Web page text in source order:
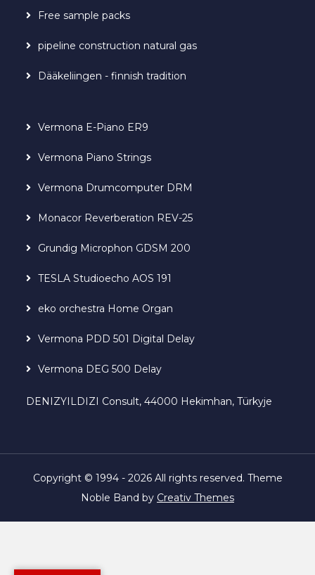
Free sample packs
pipeline construction natural gas
Dääkeliingen - finnish tradition
Vermona E-Piano ER9
Vermona Piano Strings
Vermona Drumcomputer DRM
Monacor Reverberation REV-25
Grundig Microphon GDSM 200
TESLA Studioecho AOS 191
eko orchestra Home Organ
Vermona PDD 501 Digital Delay
Vermona DEG 500 Delay
DENIZYILDIZI Consult, 44000 Hekimhan, Türkyje
Copyright © 1994 - 2026 All rights reserved. Theme
Noble Band by Creativ Themes